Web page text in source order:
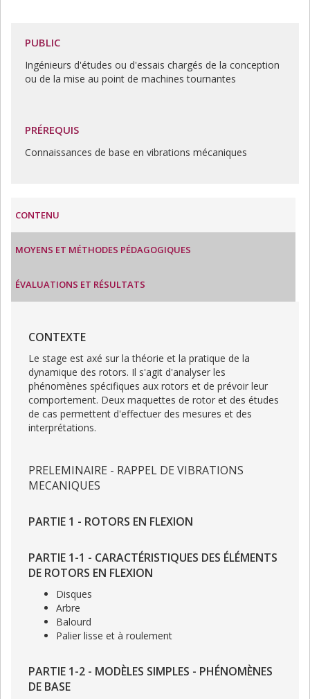
PUBLIC
Ingénieurs d'études ou d'essais chargés de la conception
ou de la mise au point de machines tournantes
PRÉREQUIS
Connaissances de base en vibrations mécaniques
CONTENU
MOYENS ET MÉTHODES PÉDAGOGIQUES
ÉVALUATIONS ET RÉSULTATS
CONTEXTE
Le stage est axé sur la théorie et la pratique de la
dynamique des rotors. Il s'agit d'analyser les
phénomènes spécifiques aux rotors et de prévoir leur
comportement. Deux maquettes de rotor et des études
de cas permettent d'effectuer des mesures et des
interprétations.
PRELEMINAIRE - RAPPEL DE VIBRATIONS
MECANIQUES
PARTIE 1 - ROTORS EN FLEXION
PARTIE 1-1 - CARACTÉRISTIQUES DES ÉLÉMENTS
DE ROTORS EN FLEXION
Disques
Arbre
Balourd
Palier lisse et à roulement
PARTIE 1-2 - MODÈLES SIMPLES - PHÉNOMÈNES
DE BASE